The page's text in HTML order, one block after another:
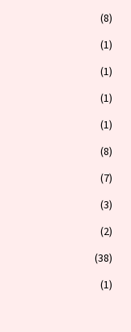
(8)
(1)
(1)
(1)
(1)
(8)
(7)
(3)
(2)
(38)
(1)